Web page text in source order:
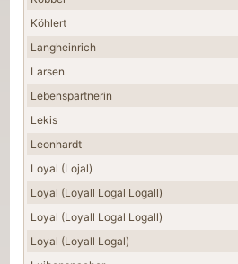
Köhlert
Langheinrich
Larsen
Lebenspartnerin
Lekis
Leonhardt
Loyal (Lojal)
Loyal (Loyall Logal Logall)
Loyal (Loyall Logal Logall)
Loyal (Loyall Logal)